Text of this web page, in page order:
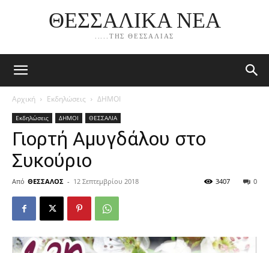
ΘΕΣΣΑΛΙΚΑ ΝΕΑ
.....ΤΗΣ ΘΕΣΣΑΛΙΑΣ
Αρχική Εκδηλώσεις ΔΗΜΟΙ
Εκδηλώσεις ΔΗΜΟΙ ΘΕΣΣΑΛΙΑ
Γιορτή Αμυγδάλου στο
Συκούριο
Από ΘΕΣΣΑΛΟΣ - 12 Σεπτεμβρίου 2018 0
3407